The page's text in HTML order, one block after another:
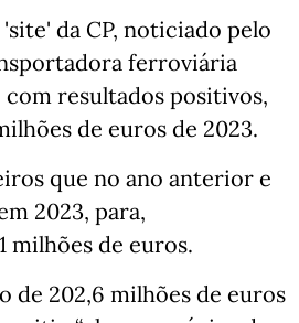
da CP, noticiado pelo
ferroviária
resultados positivos,
de euros de 2023.
que no ano anterior e
2023, para,
milhões de euros.
de 202,6 milhões de euros